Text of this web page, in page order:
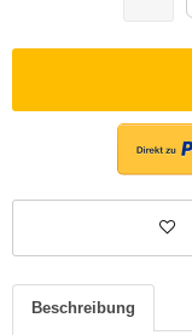
Beschreibung